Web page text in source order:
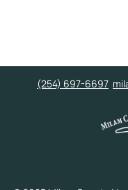
(254) 697-6697